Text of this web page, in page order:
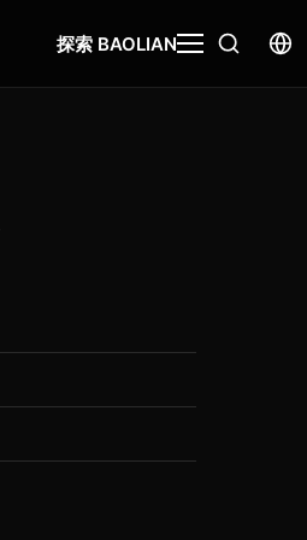
探索 BAOLIAN